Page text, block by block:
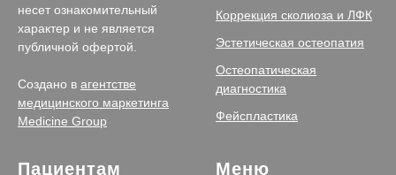
несет ознакомительный
характер и не является
публичной офертой.
Создано в агентстве
медицинского маркетинга
Medicine Group
Коррекция сколиоза и ЛФК
Эстетическая остеопатия
Остеопатическая
диагностика
Фейспластика
Пациентам Меню